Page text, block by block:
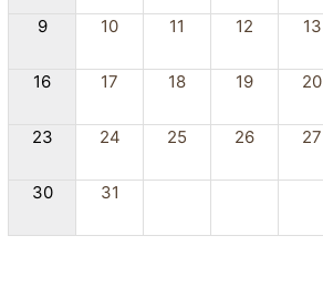
9 10 11 12 13
16 17 18 19 20
23 24 25 26 27
30 31